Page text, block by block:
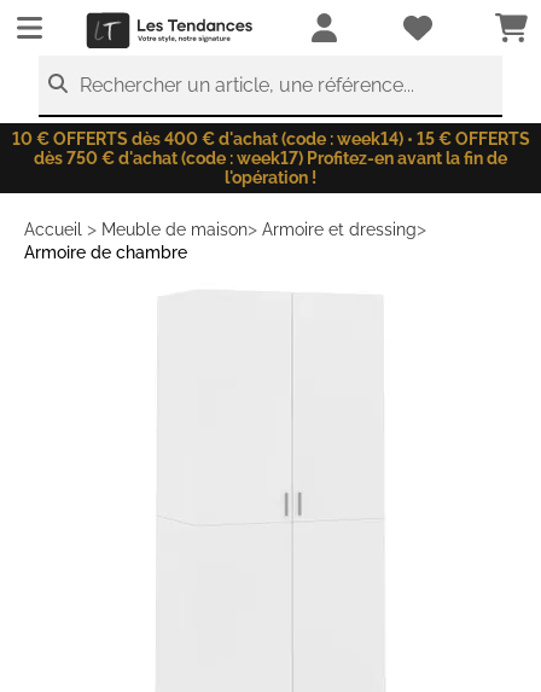
LesTendances.fr
Rechercher un article, une référence...
10 € OFFERTS dès 400 € d'achat (code : week14) • 15 € OFFERTS
dès 750 € d'achat (code : week17) Profitez-en avant la fin de
l'opération !
Accueil > Meuble de maison> Armoire et dressing>
Armoire de chambre